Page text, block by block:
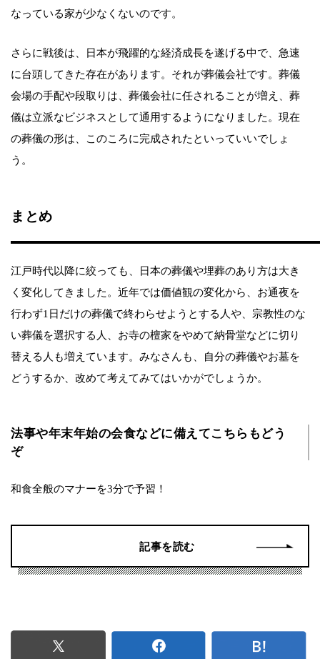
なっている家が少なくないのです。
さらに戦後は、日本が飛躍的な経済成長を遂げる中で、急速
に台頭してきた存在があります。それが葬儀会社です。葬儀
会場の手配や段取りは、葬儀会社に任されることが増え、葬
儀は立派なビジネスとして通用するようになりました。現在
の葬儀の形は、このころに完成されたといっていいでしょ
う。
まとめ
江戸時代以降に絞っても、日本の葬儀や埋葬のあり方は大き
く変化してきました。近年では価値観の変化から、お通夜を
行わず1日だけの葬儀で終わらせようとする人や、宗教性のな
い葬儀を選択する人、お寺の檀家をやめて納骨堂などに切り
替える人も増えています。みなさんも、自分の葬儀やお墓を
どうするか、改めて考えてみてはいかがでしょうか。
法事や年末年始の会食などに備えてこちらもどう
ぞ
和食全般のマナーを3分で予習！
記事を読む